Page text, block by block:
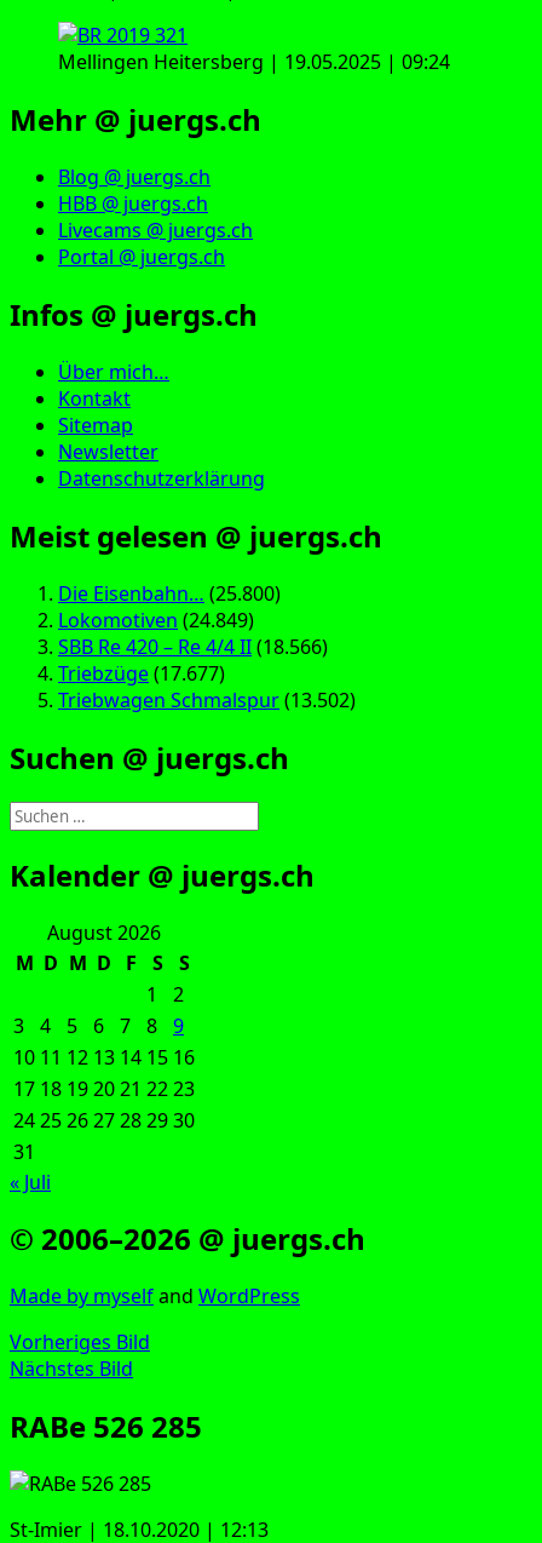
Mellingen Heitersberg | 19.05.2025 | 09:24
Mehr @ juergs.ch
Blog @ juergs.ch
HBB @ juergs.ch
Livecams @ juergs.ch
Portal @ juergs.ch
Infos @ juergs.ch
Über mich…
Kontakt
Sitemap
Newsletter
Datenschutzerklärung
Meist gelesen @ juergs.ch
Die Eisenbahn… (25.800)
Lokomotiven (24.849)
SBB Re 420 – Re 4/4 II(18.566)
Triebzüge(17.677)
Triebwagen Schmalspur(13.502)
Suchen @ juergs.ch
Suchen
nach:
Kalender @ juergs.ch
August 2026
M D M D F S
S
1
2
3 4 5 6 7 8 9
10 11 12 13 14 15 16
17 18 192021 2223
24252627282930
31
« Juli
© 2006–2026 @ juergs.ch
Made by mys­elfand Word­Press
Vorheriges Bild
Nächstes Bild
RABe 526 285
St-Imier | 18.10.2020 | 12:13